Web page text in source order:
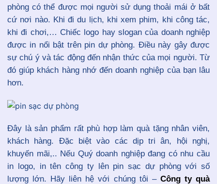
phòng có thể được mọi người sử dụng thoải mái ở bất
cứ nơi nào. Khi đi du lịch, khi xem phim, khi công tác,
khi đi chơi,… Chiếc logo hay slogan của doanh nghiệp
được in nổi bật trên pin dự phòng. Điều này gây được
sự chú ý và tác động đến nhận thức của mọi người. Từ
đó giúp khách hàng nhớ đến doanh nghiệp của bạn lâu
hơn.
Đây là sản phẩm rất phù hợp làm quà tặng nhân viên,
khách hàng. Đặc biệt vào các dịp tri ân, hội nghị,
khuyến mãi,.. Nếu Quý doanh nghiệp đang có nhu cầu
in logo, in tên công ty lên pin sạc dự phòng với số
lượng lớn. Hãy liên hệ với chúng tôi – Công ty quà